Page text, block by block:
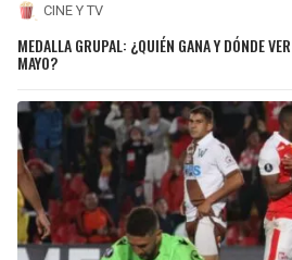
CINE Y TV
MEDALLA GRUPAL: ¿QUIÉN GANA Y DÓNDE
MAYO?